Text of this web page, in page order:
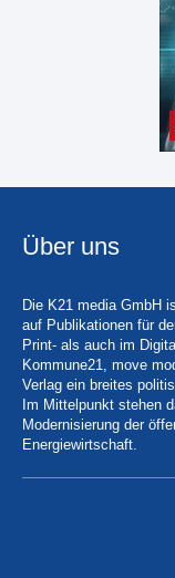
Über uns
Die K21 media GmbH
auf Publikationen für
Print- als auch im
Kommune21, move
Verlag ein breites
Im Mittelpunkt stehen
Modernisierung der
Energiewirtschaft.